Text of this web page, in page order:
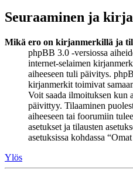
Seuraaminen ja
Mikä ero on kirjanmerkillä ja
phpBB 3.0 -versiossa
internet-selaimen
aiheeseen tuli päivitys.
kirjanmerkit toimivat
Voit saada ilmoituksen kun
päivittyy. Tilaaminen
aiheeseen tai foorumiin
asetukset ja tilausten
asetuksissa kohdassa
Ylös